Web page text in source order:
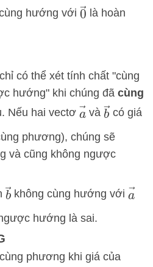
hướng với 0 →
là hoàn
có thể xét tính chất "cùng
hướng" khi chúng đã cùng
Nếu hai vectơ a →
và b →
có giá
phương), chúng sẽ
và cũng không ngược
b →
không cùng hướng vớia
hướng là sai.
phương khi giá của